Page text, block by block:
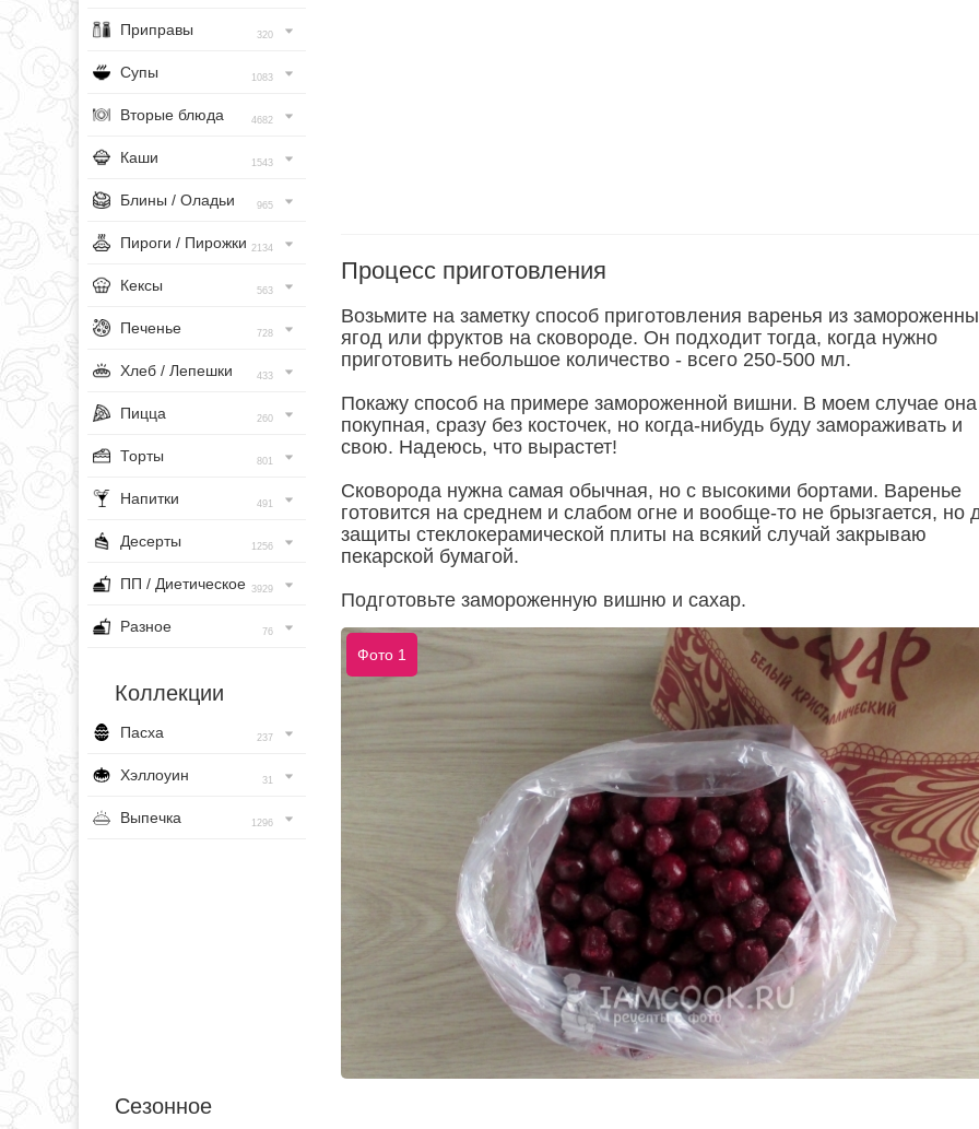
Приправы 320
Супы 1083
Вторые блюда 4682
Каши 1543
Блины / Оладьи 965
Пироги / Пирожки 2134
Кексы 563
Печенье 728
Хлеб / Лепешки 433
Пицца 260
Торты 801
Напитки 491
Десерты 1256
ПП / Диетическое 3929
Разное 76
Коллекции
Пасха 237
Хэллоуин 31
Выпечка 1296
Сезонное
Процесс приготовления
Возьмите на заметку способ приготовления варенья из
ягод или фруктов на сковороде. Он подходит тогда, когда нужно
приготовить небольшое количество - всего 250-500 мл.
Покажу способ на примере замороженной вишни. В моем случае она
покупная, сразу без косточек, но когда-нибудь буду замораживать и
свою. Надеюсь, что вырастет!
Сковорода нужна самая обычная, но с высокими бортами. Варенье
готовится на среднем и слабом огне и вообще-то не брызгается, но
защиты стеклокерамической плиты на всякий случай закрываю
пекарской бумагой.
Подготовьте замороженную вишню и сахар.
Фото 1